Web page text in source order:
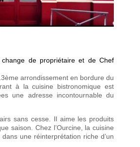
change de propriétaire et de Chef
arrondissement en bordure du
à la cuisine bistronomique est
une adresse incontournable du
sans cesse. Il aime les produits
saison. Chez l’Ourcine, la cuisine
une réinterprétation riche d’un